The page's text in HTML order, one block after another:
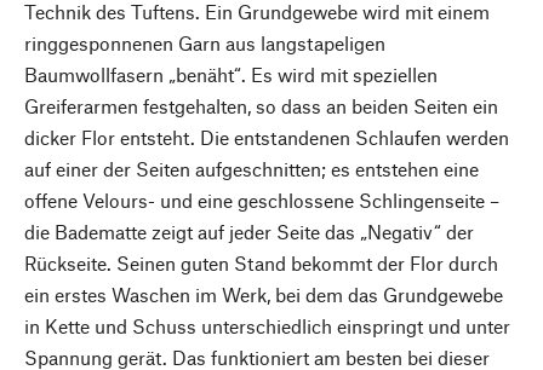
Technik des Tuftens. Ein Grundgewebe wird mit einem
ringgesponnenen Garn aus langstapeligen
Baumwollfasern „benäht“. Es wird mit speziellen
Greiferarmen festgehalten, so dass an beiden Seiten ein
dicker Flor entsteht. Die entstandenen Schlaufen werden
auf einer der Seiten aufgeschnitten; es entstehen eine
offene Velours- und eine geschlossene Schlingenseite –
die Badematte zeigt auf jeder Seite das „Negativ“ der
Rückseite. Seinen guten Stand bekommt der Flor durch
ein erstes Waschen im Werk, bei dem das Grundgewebe
in Kette und Schuss unterschiedlich einspringt und unter
Spannung gerät. Das funktioniert am besten bei dieser